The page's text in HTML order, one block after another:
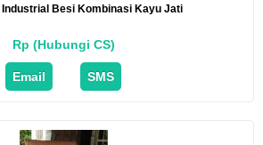
Industrial Besi Kombinasi Kayu Jati
Rp (Hubungi CS)
Email SMS